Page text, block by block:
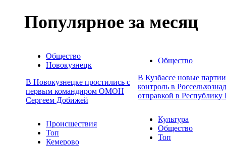
Популярное за месяц
Общество
Новокузнецк
В Новокузнецке простились с
первым командиром ОМОН
Сергеем Добижей
Общество
В Кузбассе новые
контроль в
отправкой в Республику
Происшествия
Топ
Кемерово
Культура
Общество
Топ